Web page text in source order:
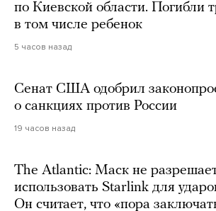
по Киевской области. Погибли
в том числе ребенок
5 часов назад
Сенат США одобрил
о санкциях против России
19 часов назад
The Atlantic: Маск не
использовать Starlink для
Он считает, что «пора